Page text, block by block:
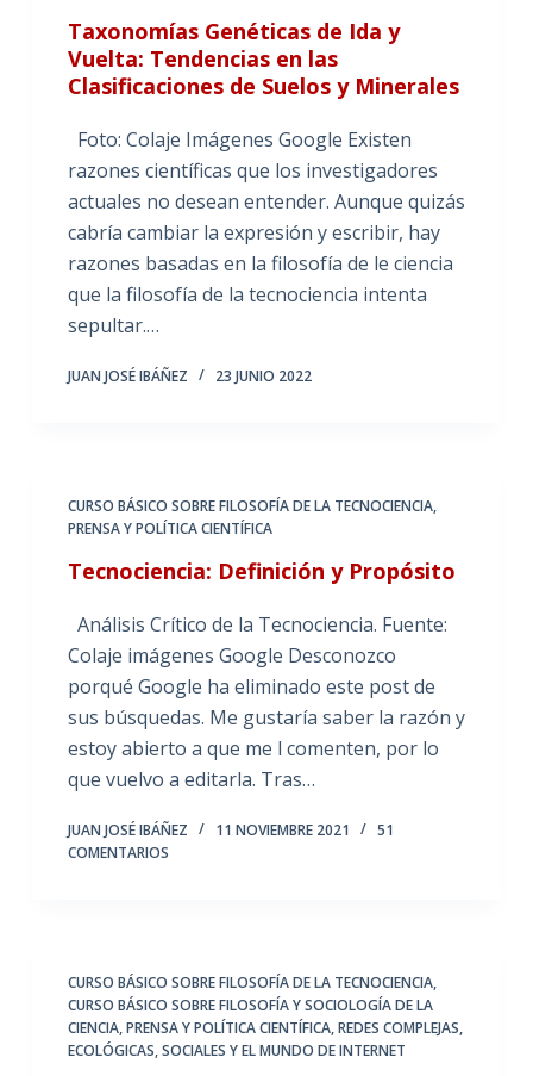
Taxonomías Genéticas de Ida y
Vuelta: Tendencias en las
Clasificaciones de Suelos y Minerales
Foto: Colaje Imágenes Google Existen
razones científicas que los investigadores
actuales no desean entender. Aunque quizás
cabría cambiar la expresión y escribir, hay
razones basadas en la filosofía de le ciencia
que la filosofía de la tecnociencia intenta
sepultar.…
JUAN JOSÉ IBÁÑEZ 23 JUNIO 2022
CURSO BÁSICO SOBRE FILOSOFÍA DE LA TECNOCIENCIA,
PRENSA Y POLÍTICA CIENTÍFICA
Tecnociencia: Definición y Propósito
Análisis Crítico de la Tecnociencia. Fuente:
Colaje imágenes Google Desconozco
porqué Google ha eliminado este post de
sus búsquedas. Me gustaría saber la razón y
estoy abierto a que me l comenten, por lo
que vuelvo a editarla. Tras…
JUAN JOSÉ IBÁÑEZ 11 NOVIEMBRE 2021
51
COMENTARIOS
CURSO BÁSICO SOBRE FILOSOFÍA DE LA TECNOCIENCIA,
CURSO BÁSICO SOBRE FILOSOFÍA Y SOCIOLOGÍA DE LA
CIENCIA,PRENSA Y POLÍTICA CIENTÍFICA,REDES COMPLEJAS,
ECOLÓGICAS, SOCIALES Y EL MUNDO DE INTERNET